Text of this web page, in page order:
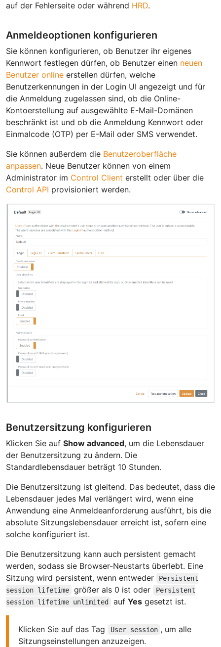
auf der Fehlerseite oder während HRD.
Anmeldeoptionen konfigurieren
Sie können konfigurieren, ob Benutzer ihr eigenes
Kennwort festlegen dürfen, ob Benutzer einen neuen
Benutzer online erstellen dürfen, welche
Benutzerkennungen in der Login UI angezeigt und für
die Anmeldung zugelassen sind, ob die Online-
Kontoerstellung auf ausgewählte E-Mail-Domänen
beschränkt ist und ob die Anmeldung Kennwort oder
Einmalcode (OTP) per E-Mail oder SMS verwendet.
Sie können außerdem die Benutzeroberfläche
anpassen. Neue Benutzer können von einem
Administrator im Control Client erstellt oder über die
Control API provisioniert werden.
Benutzersitzung konfigurieren
Klicken Sie auf Show advanced, um die Lebensdauer
der Benutzersitzung zu ändern. Die
Standardlebensdauer beträgt 10 Stunden.
Die Benutzersitzung ist gleitend. Das bedeutet, dass die
Lebensdauer jedes Mal verlängert wird, wenn eine
Anwendung eine Anmeldeanforderung ausführt, bis die
absolute Sitzungslebensdauer erreicht ist, sofern eine
solche konfiguriert ist.
Die Benutzersitzung kann auch persistent gemacht
werden, sodass sie Browser-Neustarts überlebt. Eine
Sitzung wird persistent, wenn entweder
Persistent
session lifetime
größer als 0 ist oder
Persistent
session lifetime unlimited
aufYes gesetzt ist.
Klicken Sie auf das Tag User session , um alle
Sitzungseinstellungen anzuzeigen.